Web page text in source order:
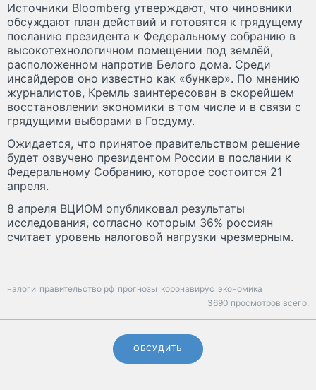
Источники Bloomberg утверждают, что чиновники
обсуждают план действий и готовятся к грядущему
посланию президента к Федеральному собранию в
высокотехнологичном помещении под землёй,
расположенном напротив Белого дома. Среди
инсайдеров оно известно как «бункер». По мнению
журналистов, Кремль заинтересован в скорейшем
восстановлении экономики в том числе и в связи с
грядущими выборами в Госдуму.
Ожидается, что принятое правительством решение
будет озвучено президентом России в послании к
Федеральному Собранию, которое состоится 21
апреля.
8 апреля ВЦИОМ опубликовал результаты
исследования, согласно которым 36% россиян
считает уровень налоговой нагрузки чрезмерным.
налоги правительство рф прогнозы коронавирус экономика
3690 просмотров всего.
ОБСУДИТЬ